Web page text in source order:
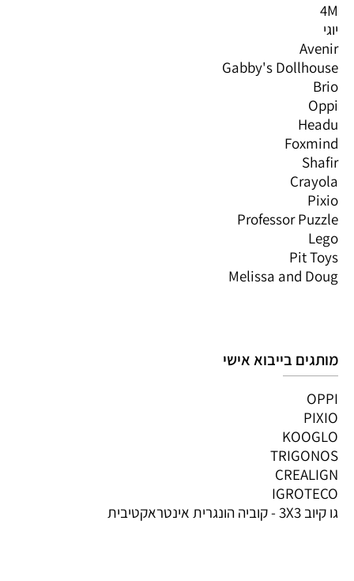
4M
יוגי
Avenir
Gabby's Dollhouse
Brio
Oppi
Headu
Foxmind
Shafir
Crayola
Pixio
Professor Puzzle
Lego
Pit Toys
Melissa and Doug
מותגים בייבוא אישי
OPPI
PIXIO
KOOGLO
TRIGONOS
CREALIGN
IGROTECO
גו קיוב 3X3 - קוביה הונגרית אינטראקטיבית